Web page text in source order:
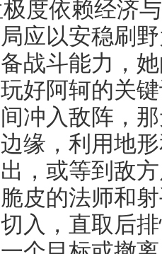
度依赖经济
应以安稳刷
战斗能力，
好阿轲的关
冲入敌阵，
缘，利用地
，或等到敌
皮的法师和
入，直取后